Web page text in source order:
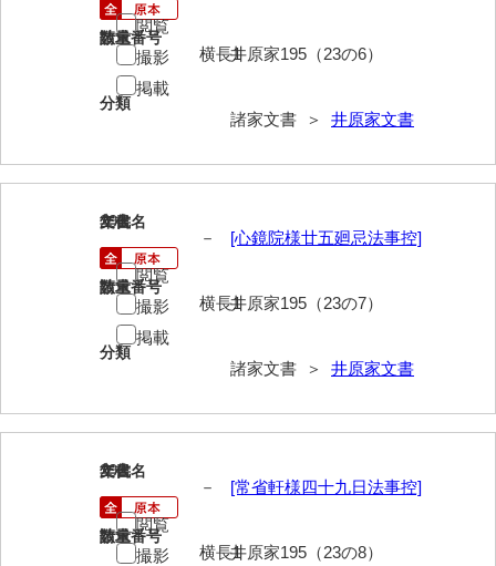
桂家文書（下関市長府）
桂家文書（大阪市）
金津家文書
金谷家文書
金子家文書
兼重家文書
兼田家文書
嘉村家文書
亀田家文書
賀屋家文書
請求番号
井原家195（23の6）
分類
諸家文書 ＞ 井原家文書
数量
横長1
閲覧
撮影
掲載
291
文書名
[心鏡院様廿五廻忌法事控]
請求番号
井原家195（23の7）
分類
諸家文書 ＞ 井原家文書
年代
－
数量
横長1
閲覧
撮影
掲載
292
文書名
[常省軒様四十九日法事控]
請求番号
井原家195（23の8）
年代
－
数量
横長1
閲覧
撮影